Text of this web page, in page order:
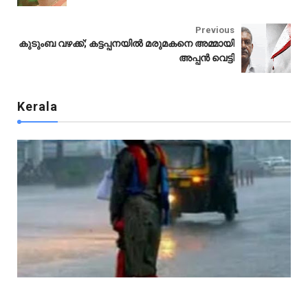
Previous
കുടുംബ വഴക്ക്; കട്ടപ്പനയിൽ മരുമകനെ അമ്മായി
അപ്പൻ വെട്ടി
Kerala